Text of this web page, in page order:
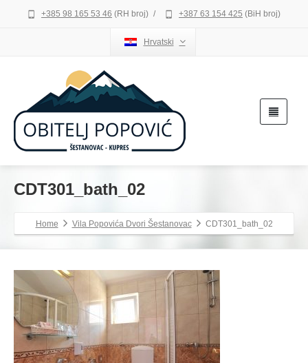
+385 98 165 53 46 (RH broj) / +387 63 154 425 (BiH broj)
Hrvatski
CDT301_bath_02
Home Vila Popovića Dvori Šestanovac CDT301_bath_02